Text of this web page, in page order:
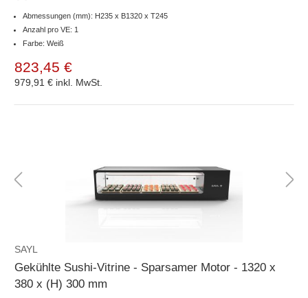
Abmessungen (mm): H235 x B1320 x T245
Anzahl pro VE: 1
Farbe: Weiß
823,45 €
979,91 € inkl. MwSt.
SAYL
Gekühlte Sushi-Vitrine - Sparsamer Motor - 1320 x
380 x (H) 300 mm